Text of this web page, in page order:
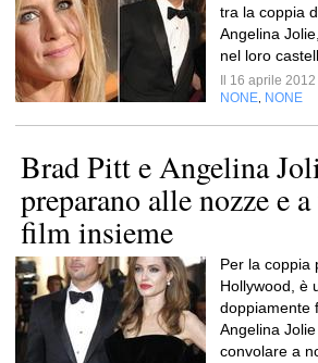
tra la coppia
Angelina
nel loro
Il 16 aprile
NONE NONE
Brad Pitt e Angelina
preparano alle nozze e
film insieme
Per la coppia
Hollywood, è
doppiamente
Angelina
convolare a